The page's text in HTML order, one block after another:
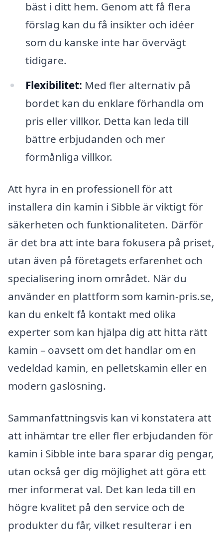
bäst i ditt hem. Genom att få flera
förslag kan du få insikter och idéer
som du kanske inte har övervägt
tidigare.
Flexibilitet: Med fler alternativ på
bordet kan du enklare förhandla om
pris eller villkor. Detta kan leda till
bättre erbjudanden och mer
förmånliga villkor.
Att hyra in en professionell för att
installera din kamin i Sibble är viktigt för
säkerheten och funktionaliteten. Därför
är det bra att inte bara fokusera på priset,
utan även på företagets erfarenhet och
specialisering inom området. När du
använder en plattform som kamin-pris.se,
kan du enkelt få kontakt med olika
experter som kan hjälpa dig att hitta rätt
kamin – oavsett om det handlar om en
vedeldad kamin, en pelletskamin eller en
modern gaslösning.
Sammanfattningsvis kan vi konstatera att
att inhämtar tre eller fler erbjudanden för
kamin i Sibble inte bara sparar dig pengar,
utan också ger dig möjlighet att göra ett
mer informerat val. Det kan leda till en
högre kvalitet på den service och de
produkter du får, vilket resulterar i en